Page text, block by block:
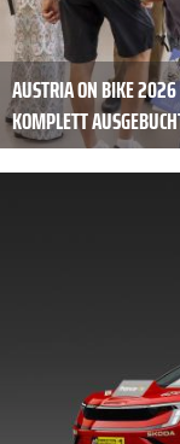
AUSTRIA ON BIKE 2026
KOMPLETT